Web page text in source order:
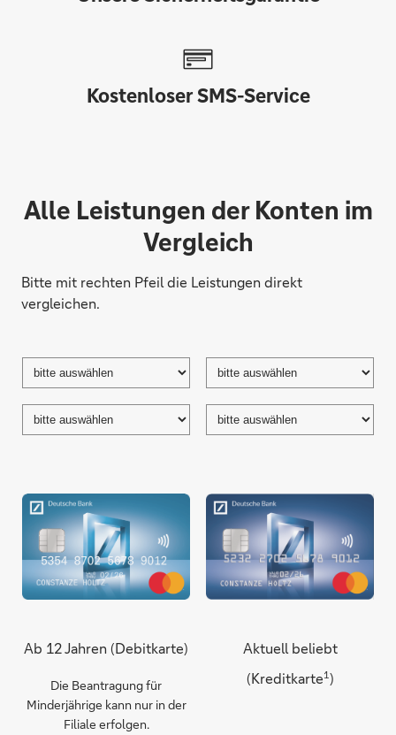
Kostenloser SMS-Service
Alle Leistungen der Konten im
Vergleich
Bitte mit rechten Pfeil die Leistungen direkt
vergleichen.
Produktauswahl
Ausgewähltes
Ausgewähltes
Ausgewähltes
Ausgewähltes
Ab 12 Jahren (Debitkarte)
Die Beantragung für
Minderjährige kann nur in der
Filiale erfolgen.
Aktuell beliebt
(Kreditkarte1)